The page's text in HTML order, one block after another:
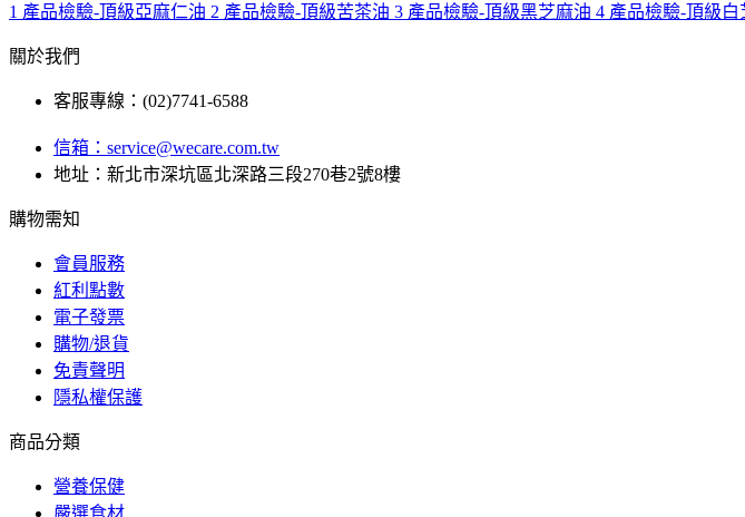
1 產品檢驗-頂級亞麻仁油 2 產品檢驗-頂級苦茶油 3 產品檢驗-頂級黑芝麻油 4 產品檢驗-頂級白
關於我們
客服專線：(02)7741-6588
信箱： service@wecare.com.tw
地址：新北市深坑區北深路三段270巷2號8樓
購物需知
會員服務
紅利點數
電子發票
購物/退貨
免責聲明
隱私權保護
商品分類
營養保健
嚴選食材